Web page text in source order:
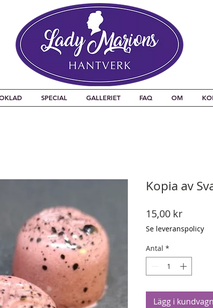
SPECIAL GALLERIET FAQ OM
Kopia av
15,00 krPris
Se leveranspolicy
Antal *
Lägg i kundvagn